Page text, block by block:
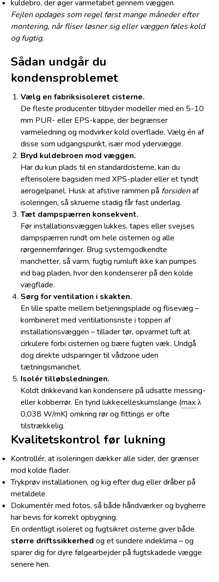
kuldebro, der øger varmetabet gennem væggen.
Fejlen opdages som regel først mange måneder efter
montering, når fliser løsner sig eller væggen føles kold
og fugtig.
Sådan undgår du
kondensproblemet
Vælg en fabriksisoleret cisterne.
De fleste producenter tilbyder modeller med en 5-10
mm PUR- eller EPS-kappe, der begrænser
varmeledning og modvirker kold overflade. Vælg én af
disse som udgangspunkt, især mod ydervægge.
Bryd kuldebroen mod væggen.
Har du kun plads til en standardcisterne, kan du
efterisolere bagsiden med XPS-plader eller et tyndt
aerogelpanel. Husk at afstive rammen på forsidenaf
isoleringen, så skruerne stadig får fast underlag.
Tæt dampspærren konsekvent.
Før installationsvæggen lukkes, tapes eller svejses
dampspærren rundt om hele cisternen og alle
rørgennemføringer. Brug systemgodkendte
manchetter, så varm, fugtig rumluft ikke kan pumpes
ind bag pladen, hvor den kondenserer på den kolde
vægflade.
Sørg for ventilation i skakten.
En lille spalte mellem betjeningsplade og flisevæg –
kombineret med ventilationsriste i toppen af
installationsvæggen – tillader tør, opvarmet luft at
cirkulere forbi cisternen og bære fugten væk. Undgå
dog direkte udsparinger til vådzone uden
tætningsmanchet.
Isolér tilløbsledningen.
Koldt drikkevand kan kondensere på udsatte messing-
eller kobberrør. En tynd lukkecelleskumslange (maxλ
0,038 W/mK) omkring rør og fittings er ofte
tilstrækkelig.
Kvalitetskontrol før lukning
Kontrollér, at isoleringen dækker alle sider, der grænser
mod kolde flader.
Trykprøv installationen, og kig efter dug eller dråber på
metaldele.
Dokumentér med fotos, så både håndværker og bygherre
har bevis for korrekt opbygning.
En ordentligt isoleret og fugtsikret cisterne giver både
større driftssikkerhed og et sundere indeklima – og
sparer dig for dyre følgearbejder på fugtskadede vægge
senere hen.